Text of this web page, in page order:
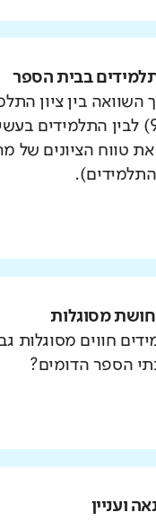
בבית הספר
בין ציון
העליון (אחוזון 90) לבין
את טווח הציונים של
מסוגלות
חווים מסוגלות
הספר הדומים?
ועניין